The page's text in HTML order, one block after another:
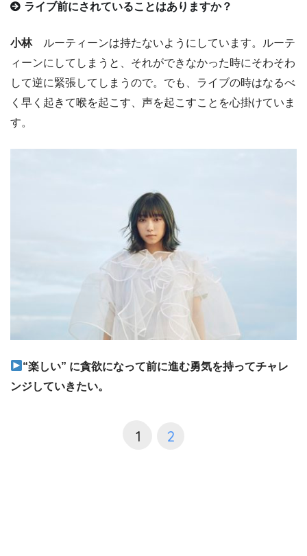
ライブ前にされていることはありますか？
小林ルーティーンは持たないようにしています。ルーテ
ィーンにしてしまうと、それができなかった時にそわそわ
して逆に緊張してしまうので。でも、ライブの時はなるべ
く早く起きて喉を起こす、声を起こすことを心掛けていま
す。
“楽しい” に貪欲になって前に進む勇気を持ってチャレ
ンジしていきたい。
1 2